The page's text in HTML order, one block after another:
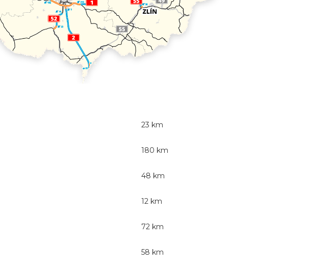
23 km
180 km
48 km
12 km
72 km
58 km